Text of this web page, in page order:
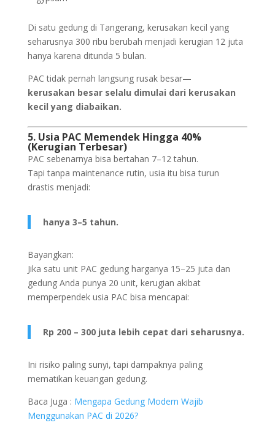
Di satu gedung di Tangerang, kerusakan kecil yang
seharusnya 300 ribu berubah menjadi kerugian 12 juta
hanya karena ditunda 5 bulan.
PAC tidak pernah langsung rusak besar—
kerusakan besar selalu dimulai dari kerusakan
kecil yang diabaikan.
5. Usia PAC Memendek Hingga 40%
(Kerugian Terbesar)
PAC sebenarnya bisa bertahan 7–12 tahun.
Tapi tanpa maintenance rutin, usia itu bisa turun
drastis menjadi:
hanya 3–5 tahun.
Bayangkan:
Jika satu unit PAC gedung harganya 15–25 juta dan
gedung Anda punya 20 unit, kerugian akibat
memperpendek usia PAC bisa mencapai:
Rp 200 – 300 juta lebih cepat dari seharusnya.
Ini risiko paling sunyi, tapi dampaknya paling
mematikan keuangan gedung.
Baca Juga : Mengapa Gedung Modern Wajib
Menggunakan PAC di 2026?